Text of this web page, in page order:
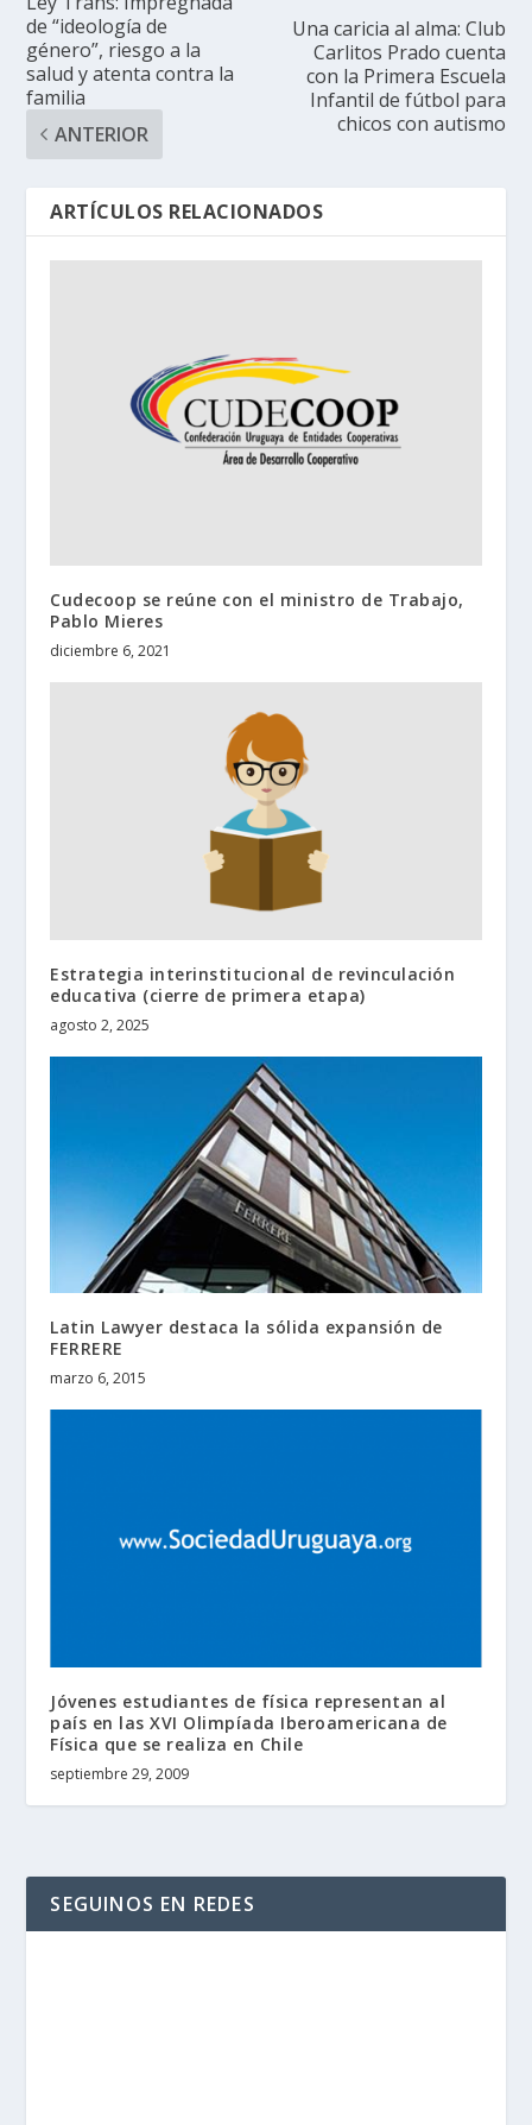
de “ideología de
género”, riesgo a la
salud y atenta contra la
familia
ANTERIOR
Una caricia al alma: Club
Carlitos Prado cuenta
con la Primera Escuela
Infantil de fútbol para
chicos con autismo
ARTÍCULOS RELACIONADOS
Cudecoop se reúne con el ministro de Trabajo,
Pablo Mieres
diciembre 6, 2021
Estrategia interinstitucional de revinculación
educativa (cierre de primera etapa)
agosto 2, 2025
Latin Lawyer destaca la sólida expansión de
FERRERE
marzo 6, 2015
Jóvenes estudiantes de física representan al
país en las XVI Olimpíada Iberoamericana de
Física que se realiza en Chile
septiembre 29, 2009
SEGUINOS EN REDES